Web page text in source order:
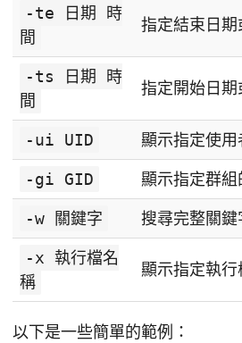
-te 日期 時
間
指定結束日期
-ts 日期 時
間
指定開始日期
-ui UID 顯示指定使
-gi GID 顯示指定群
-w 關鍵字 搜尋完整關鍵
-x 執行檔名
稱
顯示指定執
以下是一些簡單的範例：